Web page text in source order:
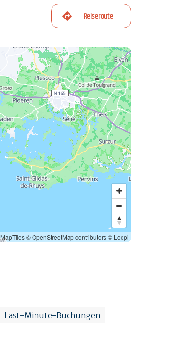
Reiseroute
© OpenStreetMap contributors© Loopi
Last-Minute-Buchungen